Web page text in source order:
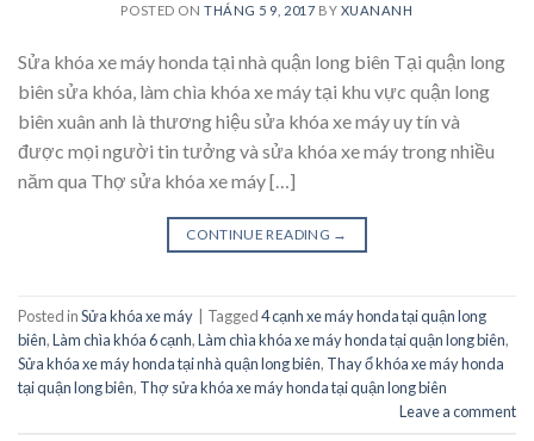
POSTED ONTHÁNG 5 9, 2017 BY XUANANH
Sửa khóa xe máy honda tại nhà quận long biên Tại quận long
biên sửa khóa, làm chìa khóa xe máy tại khu vực quận long
biên xuân anh là thương hiệu sửa khóa xe máy uy tín và
được mọi người tin tưởng và sửa khóa xe máy trong nhiều
năm qua Thợ sửa khóa xe máy […]
CONTINUE READING →
Posted inSửa khóa xe máy Tagged4 cạnh xe máy honda tại quận long
biên,Làm chìa khóa 6 cạnh,Làm chìa khóa xe máy honda tại quận long biên,
Sửa khóa xe máy honda tại nhà quận long biên, Thay ổ khóa xe máy honda
tại quận long biên, Thợ sửa khóa xe máy honda tại quận long biên
Leave a comment